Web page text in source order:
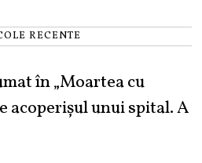
RECENTE
în „Moartea cu
acoperișul unui spital. A